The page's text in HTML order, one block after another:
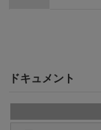
ドキュメント